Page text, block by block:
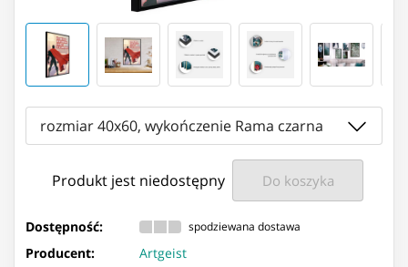
rozmiar 40x60, wykończenie Rama czarna
Produkt jest niedostępny Do koszyka
Dostępność: spodziewana dostawa
Producent:
Artgeist